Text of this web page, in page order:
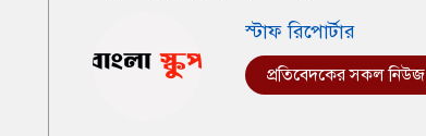
স্টাফ রিপোর্টার
প্রতিবেদকের সকল নিউজ